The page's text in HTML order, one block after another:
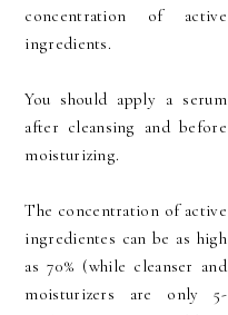
concentration of active
ingredients.
You should apply a serum
after cleansing and before
moisturizing.
The concentration of active
ingredientes can be as high
as 70% (while cleanser and
moisturizers are only 5-